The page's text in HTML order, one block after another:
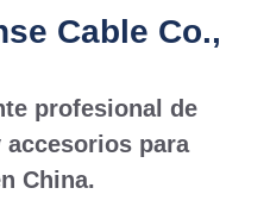
Cable Co.,
profesional de
accesorios para
China.